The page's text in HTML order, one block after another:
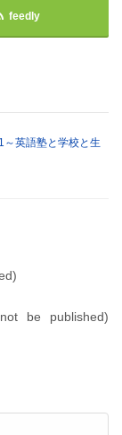
feedly
～英語塾と学校と生
be published)